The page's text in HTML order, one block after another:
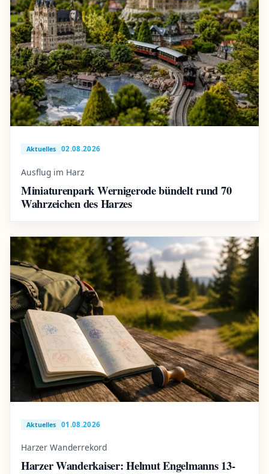
Aktuelles 02.08.2026
Ausflug im Harz
Miniaturenpark Wernigerode bündelt rund 70
Wahrzeichen des Harzes
Aktuelles 01.08.2026
Harzer Wanderrekord
Harzer Wanderkaiser: Helmut Engelmanns 13-